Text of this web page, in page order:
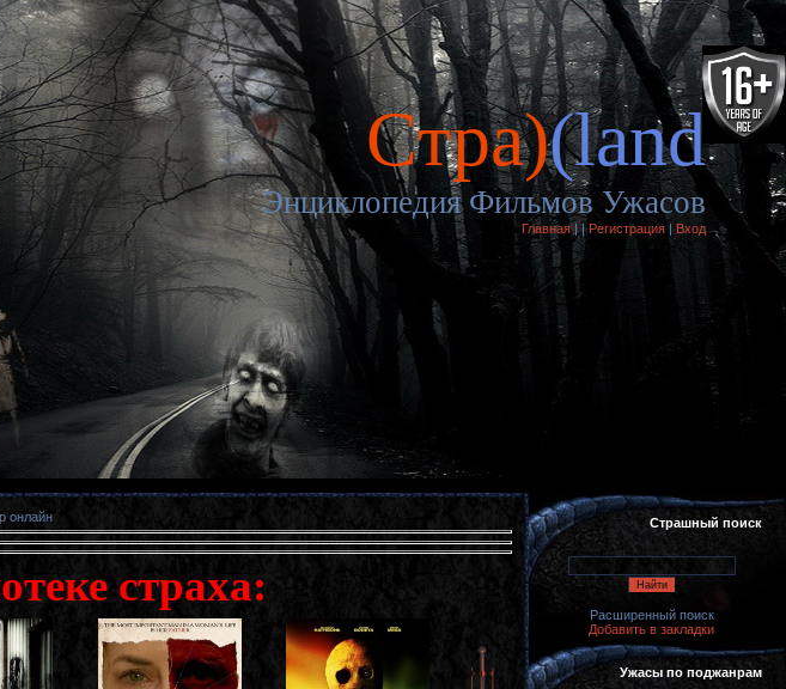
Cтра)(land
Энциклопедия Фильмов Ужасов
Главная| |Регистрация|Вход
онлайн
страха:
Страшный поиск
Расширенный поиск
Добавить в закладки
Ужасы по поджанрам